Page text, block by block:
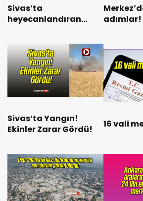
Sivas’ta
heyecanlandıran
turizm merkezi
olmaya aday!
Sivas’ta Yangın!
Ekinler Zarar Gördü!
16 vali